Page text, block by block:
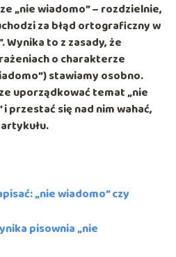
„nie wiadomo”– rozdzielnie,
za błąd ortograficzny w
Wynika to z zasady, że
o charakterze
) stawiamy osobno.
uporządkować temat „nie
przestać się nad nim wahać,
„nie wiadomo” czy
pisownia „nie